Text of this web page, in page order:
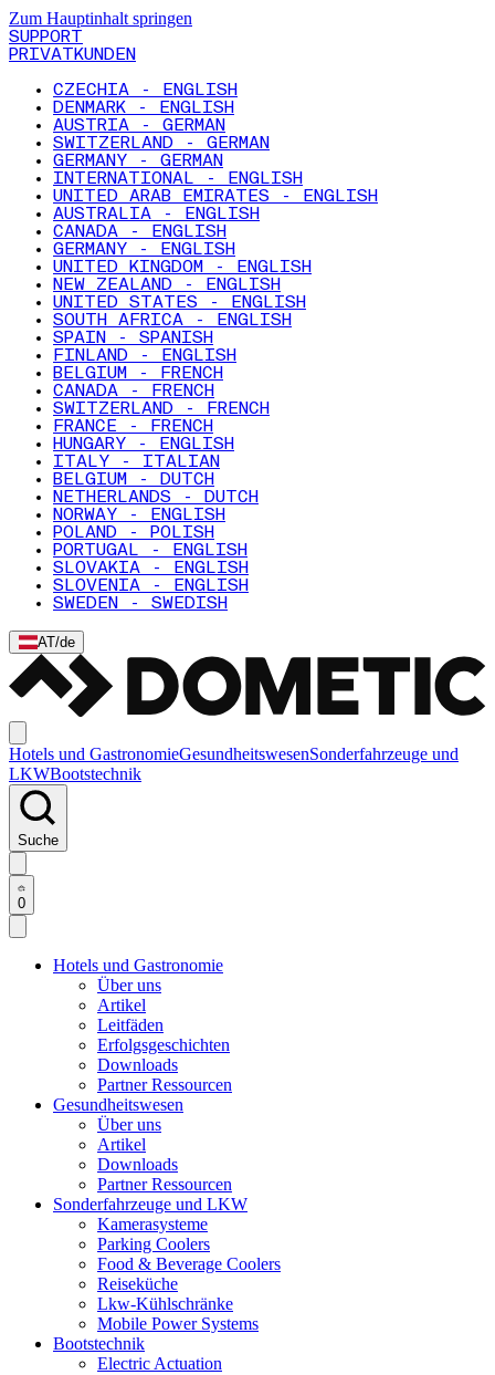
Zum Hauptinhalt springen
SUPPORT
PRIVATKUNDEN
CZECHIA - ENGLISH
DENMARK - ENGLISH
AUSTRIA - GERMAN
SWITZERLAND - GERMAN
GERMANY - GERMAN
INTERNATIONAL - ENGLISH
UNITED ARAB EMIRATES - ENGLISH
AUSTRALIA - ENGLISH
CANADA - ENGLISH
GERMANY - ENGLISH
UNITED KINGDOM - ENGLISH
NEW ZEALAND - ENGLISH
UNITED STATES - ENGLISH
SOUTH AFRICA - ENGLISH
SPAIN - SPANISH
FINLAND - ENGLISH
BELGIUM - FRENCH
CANADA - FRENCH
SWITZERLAND - FRENCH
FRANCE - FRENCH
HUNGARY - ENGLISH
ITALY - ITALIAN
BELGIUM - DUTCH
NETHERLANDS - DUTCH
NORWAY - ENGLISH
POLAND - POLISH
PORTUGAL - ENGLISH
SLOVAKIA - ENGLISH
SLOVENIA - ENGLISH
SWEDEN - SWEDISH
AT/de
Hotels und GastronomieGesundheitswesenSonderfahrzeuge und
LKWBootstechnik
Suche
0
Hotels und Gastronomie
Über uns
Artikel
Leitfäden
Erfolgsgeschichten
Downloads
Partner Ressourcen
Gesundheitswesen
Über uns
Artikel
Downloads
Partner Ressourcen
Sonderfahrzeuge und LKW
Kamerasysteme
Parking Coolers
Food & Beverage Coolers
Reiseküche
Lkw-Kühlschränke
Mobile Power Systems
Bootstechnik
Electric Actuation